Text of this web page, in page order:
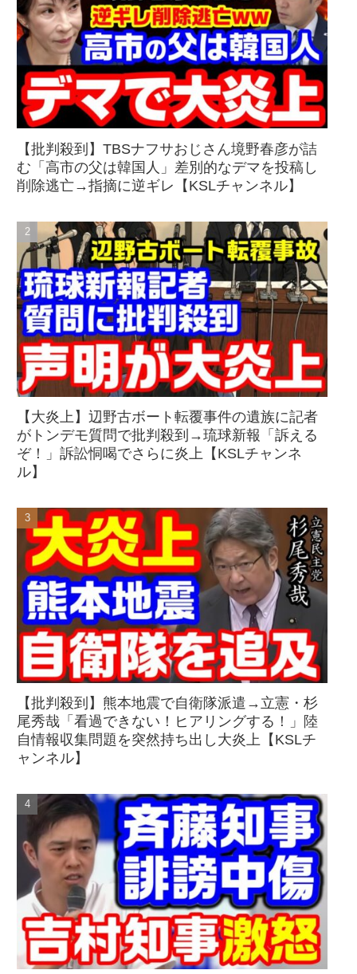
【批判殺到】TBSナフサおじさん境野春彦が詰
む「高市の父は韓国人」差別的なデマを投稿し
削除逃亡→指摘に逆ギレ【KSLチャンネル】
【大炎上】辺野古ボート転覆事件の遺族に記者
がトンデモ質問で批判殺到→琉球新報「訴える
ぞ！」訴訟恫喝でさらに炎上【KSLチャンネ
ル】
【批判殺到】熊本地震で自衛隊派遣→立憲・杉
尾秀哉「看過できない！ヒアリングする！」陸
自情報収集問題を突然持ち出し大炎上【KSLチ
ャンネル】